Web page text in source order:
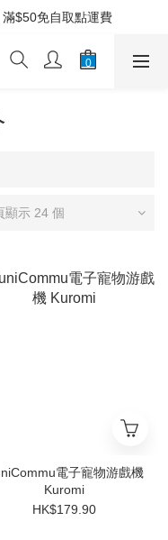
Trade自取點運費
$50免自取點運費
Trade自取點運費
顯示 24 個
電子寵物游戲機
Kuromi
HK$179.90